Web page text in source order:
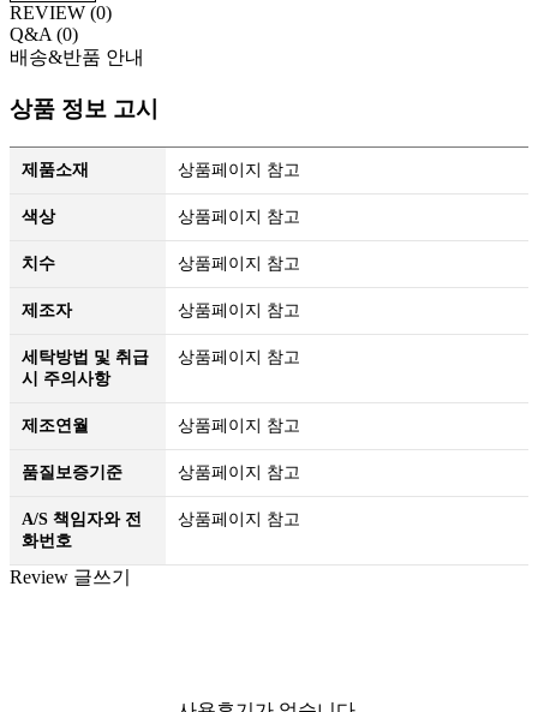
REVIEW (0)
Q&A (0)
배송&반품 안내
상품 정보 고시
제품소재 상품페이지 참고
색상 상품페이지 참고
치수 상품페이지 참고
제조자 상품페이지 참고
세탁방법 및 취급
시 주의사항
상품페이지 참고
제조연월 상품페이지 참고
품질보증기준 상품페이지 참고
A/S 책임자와 전
화번호
상품페이지 참고
Review 글쓰기